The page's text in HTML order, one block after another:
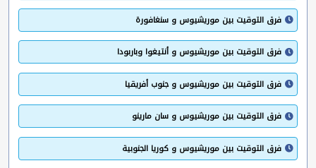
فرق التوقيت بين موريشيوس و سنغافورة
فرق التوقيت بين موريشيوس و أنتيغوا وباربودا
فرق التوقيت بين موريشيوس و جنوب أفريقيا
فرق التوقيت بين موريشيوس و سان مارينو
فرق التوقيت بين موريشيوس و كوريا الجنوبية